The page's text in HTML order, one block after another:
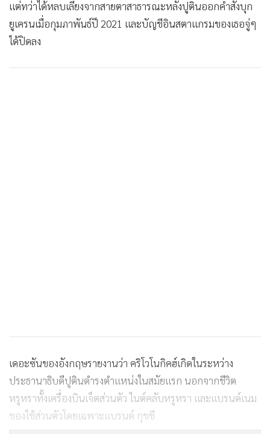
แต่ทว่าได้หลบเลี่ยงจากสายตาสาธารณะหลังปูตินออกคำสั่งบุก
ยูเครนเมื่อกุมภาพันธ์ปี 2021 และบัญชีอินสตาแกรมของเธอจู่ๆ
ได้ปิดลง
เดอะซันของอังกฤษรายงานว่า คริโวโนกิคฮ์เกิดในระหว่าง
ประธานาธิบดีปูตินดำรงตำแหน่งในสมัยแรก นอกจากชีวิต
หรูหราทั้งเครื่องบินเจ็ตส่วนตัว ไนต์คลับหรูหรา และแบรนด์เนม
ของใช้ส่วนตัวโดยเฉพาะแบรนด์ กุชชี